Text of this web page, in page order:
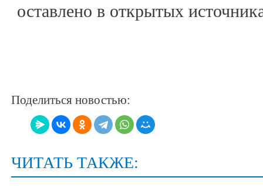
оставлено в открытых
Поделиться новостью:
ЧИТАТЬ ТАКЖЕ: